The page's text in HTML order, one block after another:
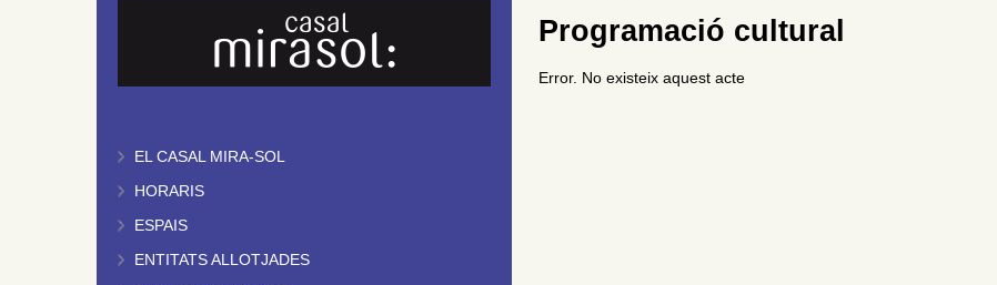
EL CASAL MIRA-SOL
HORARIS
ESPAIS
ENTITATS ALLOTJADES
Programació cultural
Error. No existeix aquest acte